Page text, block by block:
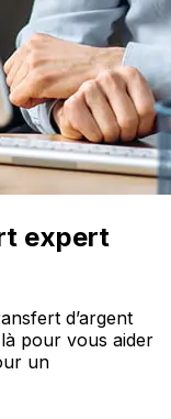
expert
d’argent
pour vous aider
un